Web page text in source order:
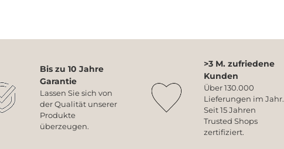
Bis zu 10 Jahre
Garantie
Lassen Sie sich von
der Qualität unserer
Produkte
überzeugen.
>3 M. zufriedene
Kunden
Über 130.000
Lieferungen im Jahr.
Seit 15 Jahren
Trusted Shops
zertifiziert.